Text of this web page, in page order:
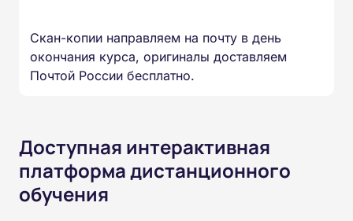
Скан-копии направляем на почту в день
окончания курса, оригиналы доставляем
Почтой России бесплатно.
Доступная интерактивная
платформа дистанционного
обучения